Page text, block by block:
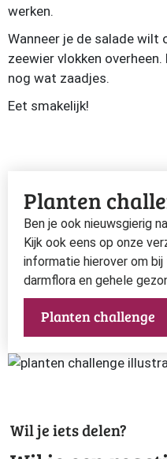
werken.
Wanneer je de salade wilt
zeewier vlokken
nog wat zaadjes.
Eet smakelijk!
Planten
Ben je ook nieuwsgierig
Kijk ook eens op onze
informatie hierover om
darmflora en gehele
Planten challenge
Wil je iets delen?